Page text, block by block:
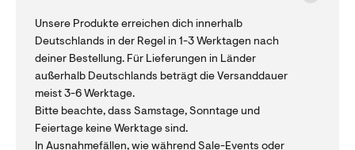
Unsere Produkte erreichen dich innerhalb
Deutschlands in der Regel in 1-3 Werktagen nach
deiner Bestellung. Für Lieferungen in Länder
außerhalb Deutschlands beträgt die Versanddauer
meist 3-6 Werktage.
Bitte beachte, dass Samstage, Sonntage und
Feiertage keine Werktage sind.
In Ausnahmefällen, wie während Sale-Events oder